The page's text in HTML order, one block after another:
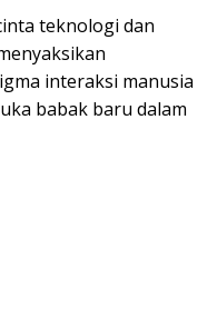
teknologi dan
interaksi manusia
babak baru dalam